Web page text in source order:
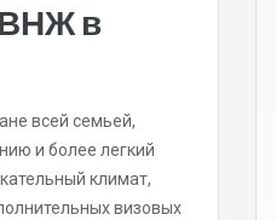
ВНЖ в
всей семьей,
и более легкий
климат,
визовых